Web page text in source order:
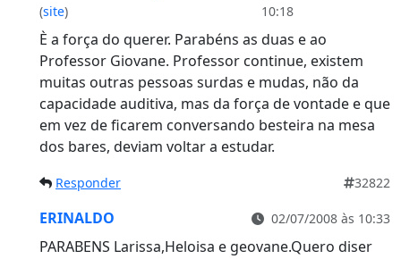
(site)
10:18
È a força do querer. Parabéns as duas e ao
Professor Giovane. Professor continue, existem
muitas outras pessoas surdas e mudas, não da
capacidade auditiva, mas da força de vontade e que
em vez de ficarem conversando besteira na mesa
dos bares, deviam voltar a estudar.
Responder 32822
ERINALDO 02/07/2008 às 10:33
PARABENS Larissa,Heloisa e geovane.Quero diser